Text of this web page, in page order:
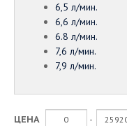
6,5 л/мин.
6,6 л/мин.
6.8 л/мин.
7,6 л/мин.
7,9 л/мин.
ЦЕНА -